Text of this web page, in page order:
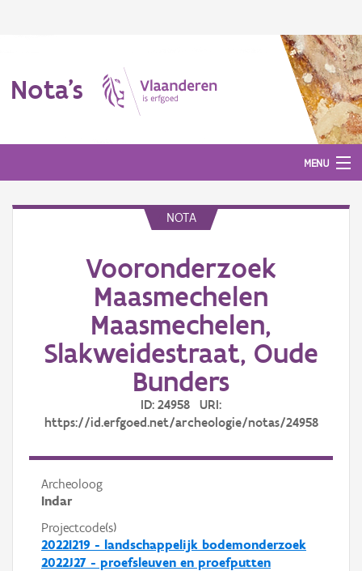
Nota's
MENU
NOTA
Vooronderzoek
Maasmechelen
Maasmechelen,
Slakweidestraat, Oude
Bunders
ID: 24958 URI:
https://id.erfgoed.net/archeologie/notas/24958
Archeoloog
Indar
Projectcode(s)
2022I219 - landschappelijk bodemonderzoek
2022J27 - proefsleuven en proefputten